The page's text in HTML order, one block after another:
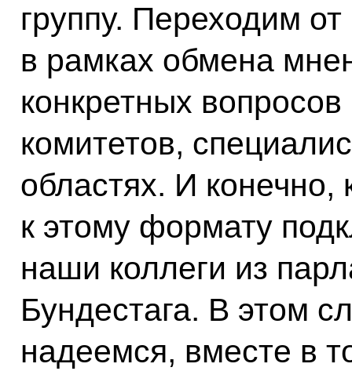
группу. Переходим
в рамках обмена
конкретных
комитетов,
областях. И
к этому формату
наши коллеги из
Бундестага. В этом
надеемся, вместе в